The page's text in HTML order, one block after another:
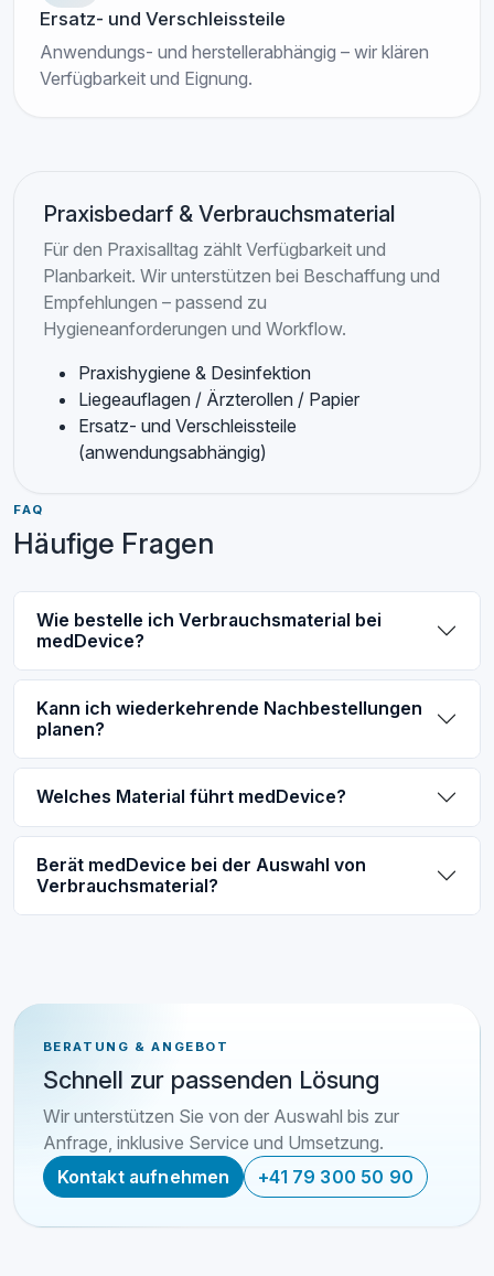
Ersatz- und Verschleissteile
Anwendungs- und herstellerabhängig – wir klären
Verfügbarkeit und Eignung.
Praxisbedarf & Verbrauchsmaterial
Für den Praxisalltag zählt Verfügbarkeit und
Planbarkeit. Wir unterstützen bei Beschaffung und
Empfehlungen – passend zu
Hygieneanforderungen und Workflow.
Praxishygiene & Desinfektion
Liegeauflagen / Ärzterollen / Papier
Ersatz- und Verschleissteile
(anwendungsabhängig)
FAQ
Häufige Fragen
Wie bestelle ich Verbrauchsmaterial bei
medDevice?
Kann ich wiederkehrende Nachbestellungen
planen?
Welches Material führt medDevice?
Berät medDevice bei der Auswahl von
Verbrauchsmaterial?
BERATUNG & ANGEBOT
Schnell zur passenden Lösung
Wir unterstützen Sie von der Auswahl bis zur
Anfrage, inklusive Service und Umsetzung.
Kontakt aufnehmen
+41 79 300 50 90